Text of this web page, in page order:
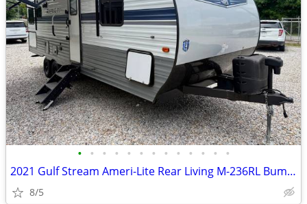
• • • • • • • • • • • • •
2021 Gulf Stream Ameri-Lite Rear Living M-236RL Bumper Pull RV
8/5